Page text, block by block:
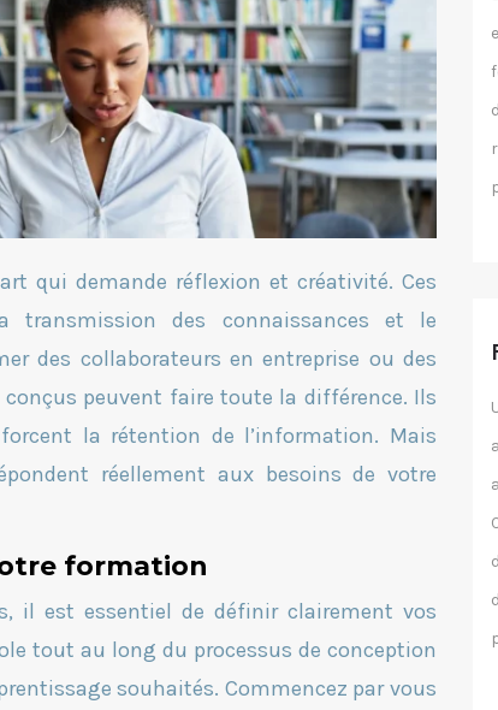
qui demande réflexion et créativité. Ces
des connaissances et le
des collaborateurs en entreprise ou des
peuvent faire toute la différence. Ils
la rétention de l’information. Mais
réellement aux besoins de votre
formation
il est essentiel de définir clairement vos
tout au long du processus de conception
souhaités. Commencez par vous